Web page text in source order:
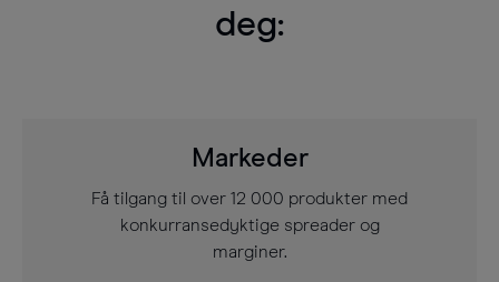
deg:
Markeder
Få tilgang til over 12 000 produkter med
konkurransedyktige spreader og
marginer.